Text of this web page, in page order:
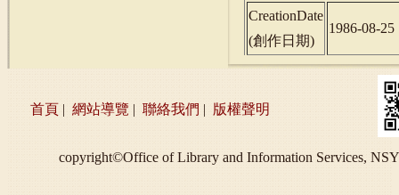
CreationDate
(創作日期)
1986-08-25
首頁 | 網站導覽 | 聯絡我們 | 版權聲明
copyright©Office of Library and Information Services,